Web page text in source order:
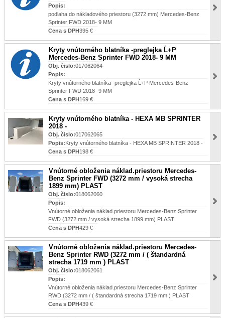
Popis:
podlaha do nákladového priestoru (3272 mm) Mercedes-Benz
Sprinter FWD 2018- 9 MM
Cena s DPH395 €
Kryty vnútorného blatníka -preglejka Ĺ+P
Mercedes-Benz Sprinter FWD 2018- 9 MM
Obj. čislo:017062064
Popis:
Kryty vnútorného blatníka -preglejka Ĺ+P Mercedes-Benz
Sprinter FWD 2018- 9 MM
Cena s DPH169 €
Kryty vnútorného blatníka - HEXA MB SPRINTER
2018 -
Obj. čislo:017062065
Popis:Kryty vnútorného blatníka - HEXA MB SPRINTER 2018 -
Cena s DPH198 €
Vnútorné obloženia náklad.priestoru Mercedes-
Benz Sprinter FWD (3272 mm / vysoká strecha
1899 mm) PLAST
Obj. čislo:018062060
Popis:
Vnútorné obloženia náklad.priestoru Mercedes-Benz Sprinter
FWD (3272 mm / vysoká strecha 1899 mm) PLAST
Cena s DPH429 €
Vnútorné obloženia náklad.priestoru Mercedes-
Benz Sprinter RWD (3272 mm / ( štandardná
strecha 1719 mm ) PLAST
Obj. čislo:018062061
Popis:
Vnútorné obloženia náklad.priestoru Mercedes-Benz Sprinter
RWD (3272 mm / ( štandardná strecha 1719 mm ) PLAST
Cena s DPH439 €